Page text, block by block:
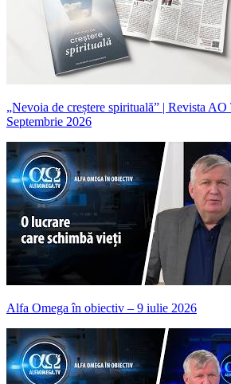
„Nevoia de creștere spirituală” | Revista
Septembrie 2026
Alfa Omega în obiectiv – 9 iulie 2026